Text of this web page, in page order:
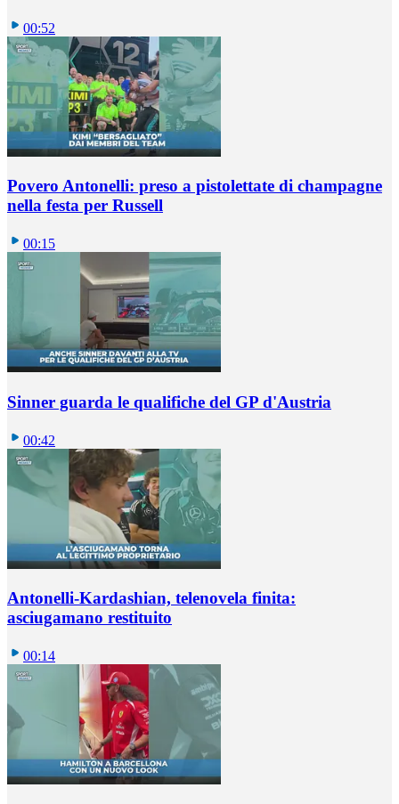
00:52
Povero Antonelli: preso a pistolettate di champagne
nella festa per Russell
00:15
Sinner guarda le qualifiche del GP d'Austria
00:42
Antonelli-Kardashian, telenovela finita:
asciugamano restituito
00:14